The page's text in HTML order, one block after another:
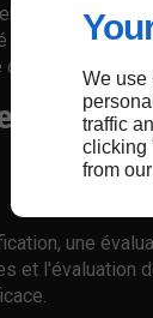
We use
traffic
clicking
from
également
la soudure
la structure.
une
et l'évaluation